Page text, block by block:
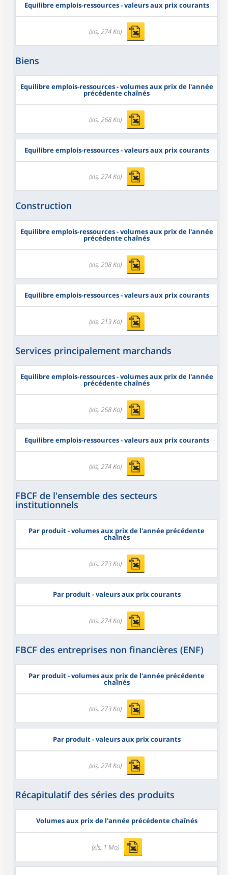
Equilibre emplois-ressources - valeurs aux prix courants
(xls, 274 Ko)
Biens
Equilibre emplois-ressources - volumes aux prix de l'année
précédente chaînés
(xls, 268 Ko)
Equilibre emplois-ressources - valeurs aux prix courants
(xls, 274 Ko)
Construction
Equilibre emplois-ressources - volumes aux prix de l'année
précédente chaînés
(xls, 208 Ko)
Equilibre emplois-ressources - valeurs aux prix courants
(xls, 213 Ko)
Services principalement marchands
Equilibre emplois-ressources - volumes aux prix de l'année
précédente chaînés
(xls, 268 Ko)
Equilibre emplois-ressources - valeurs aux prix courants
(xls, 274 Ko)
FBCF de l'ensemble des secteurs
institutionnels
Par produit - volumes aux prix de l'année précédente
chaînés
(xls, 273 Ko)
Par produit - valeurs aux prix courants
(xls, 274 Ko)
FBCF des entreprises non financières (ENF)
Par produit - volumes aux prix de l'année précédente
chaînés
(xls, 273 Ko)
Par produit - valeurs aux prix courants
(xls, 274 Ko)
Récapitulatif des séries des produits
Volumes aux prix de l'année précédente chaînés
(xls, 1 Mo)